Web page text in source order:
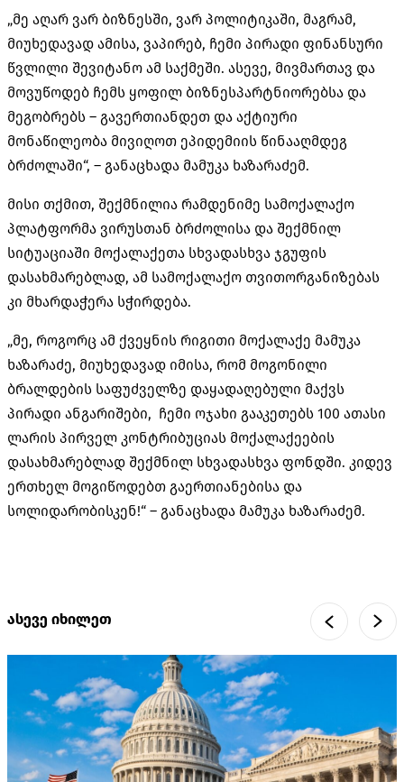
„მე აღარ ვარ ბიზნესში, ვარ პოლიტიკაში, მაგრამ,
მიუხედავად ამისა, ვაპირებ, ჩემი პირადი ფინანსური
წვლილი შევიტანო ამ საქმეში. ასევე, მივმართავ და
მოვუწოდებ ჩემს ყოფილ ბიზნესპარტნიორებსა და
მეგობრებს – გავერთიანდეთ და აქტიური
მონაწილეობა მივიღოთ ეპიდემიის წინააღმდეგ
ბრძოლაში“, – განაცხადა მამუკა ხაზარაძემ.
მისი თქმით, შექმნილია რამდენიმე სამოქალაქო
პლატფორმა ვირუსთან ბრძოლისა და შექმნილ
სიტუაციაში მოქალაქეთა სხვადასხვა ჯგუფის
დასახმარებლად, ამ სამოქალაქო თვითორგანიზებას
კი მხარდაჭერა სჭირდება.
„მე, როგორც ამ ქვეყნის რიგითი მოქალაქე მამუკა
ხაზარაძე, მიუხედავად იმისა, რომ მოგონილი
ბრალდების საფუძველზე დაყადაღებული მაქვს
პირადი ანგარიშები, ჩემი ოჯახი გააკეთებს 100 ათასი
ლარის პირველ კონტრიბუციას მოქალაქეების
დასახმარებლად შექმნილ სხვადასხვა ფონდში. კიდევ
ერთხელ მოგიწოდებთ გაერთიანებისა და
სოლიდარობისკენ!“ – განაცხადა მამუკა ხაზარაძემ.
ასევე იხილეთ